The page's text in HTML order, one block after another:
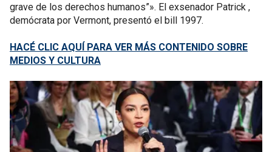
grave de los derechos humanos”». El exsenador Patrick ,
demócrata por Vermont, presentó el bill 1997.
HACÉ CLIC AQUÍ PARA VER MÁS CONTENIDO SOBRE
MEDIOS Y CULTURA